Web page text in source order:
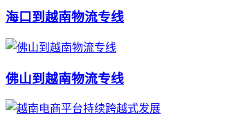
海口到越南物流专线
佛山到越南物流专线